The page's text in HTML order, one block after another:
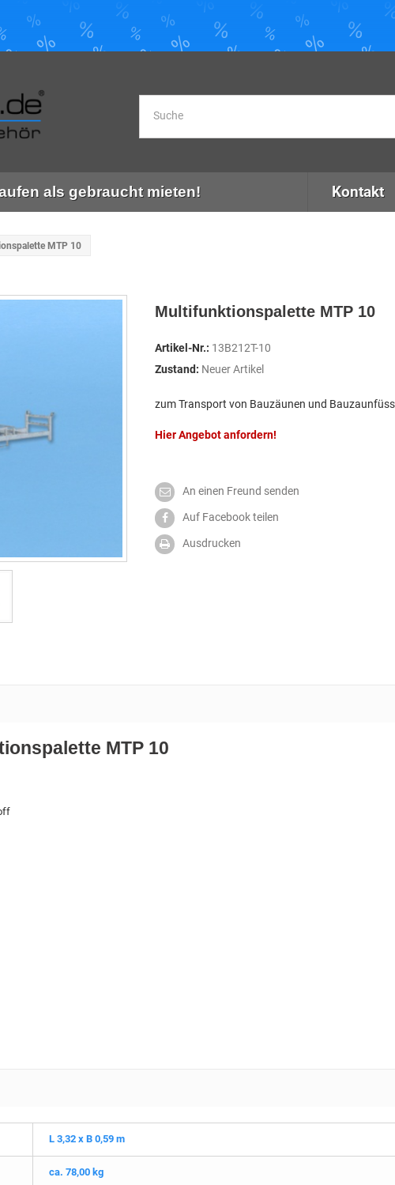
als gebraucht mieten! Kontakt
MTP 10
Multifunktionspalette MTP 10
Artikel-Nr.: 13B212T-10
Zustand: Neuer Artikel
zum Transport von Bauzäunen und
Hier Angebot anfordern!
An einen Freund senden
Auf Facebook teilen
Ausdrucken
MTP 10
L 3,32 x B 0,59 m
ca. 78,00 kg